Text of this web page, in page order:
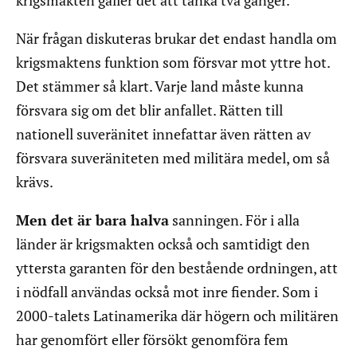
När frågan diskuteras brukar det endast handla om
krigsmaktens funktion som försvar mot yttre hot.
Det stämmer så klart. Varje land måste kunna
försvara sig om det blir anfallet. Rätten till
nationell suveränitet innefattar även rätten av
försvara suveräniteten med militära medel, om så
krävs.
Men det är bara halva sanningen. För i alla
länder är krigsmakten också och samtidigt den
yttersta garanten för den bestående ordningen, att
i nödfall användas också mot inre fiender. Som i
2000-talets Latinamerika där högern och militären
har genomfört eller försökt genomföra fem